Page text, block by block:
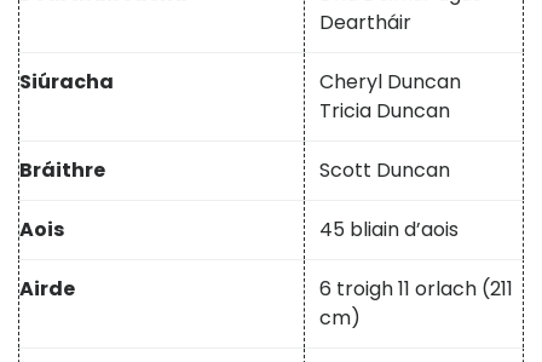
Deartháir
Siúracha
Cheryl Duncan
Tricia Duncan
Bráithre Scott Duncan
Aois 45 bliain d’aois
Airde
6 troigh 11 orlach (211
cm)